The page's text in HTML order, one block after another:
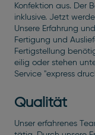
Konfektion aus. Der
inklusive. Jetzt
Unsere Erfahrung
Fertigung und
Fertigstellung
eilig oder stehen
Service "express
Qualität
Unser erfahrenes